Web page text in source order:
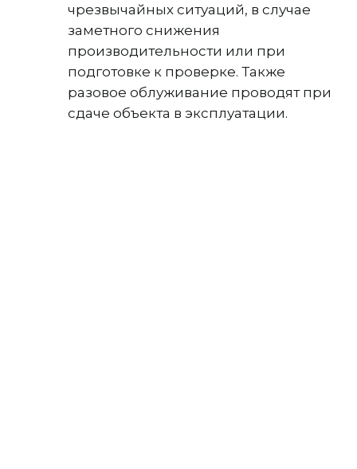
чрезвычайных ситуаций, в случае
заметного снижения
производительности или при
подготовке к проверке. Также
разовое облуживание проводят при
сдаче объекта в эксплуатации.